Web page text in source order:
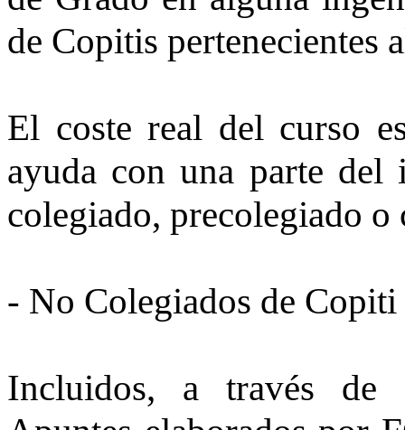
de Copitis pertenecientes
El coste real del curso
ayuda con una parte del
colegiado, precolegiado
- No Colegiados de
Incluidos, a través de